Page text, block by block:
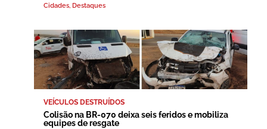
Cidades, Destaques
VEÍCULOS DESTRUÍDOS
Colisão na BR-070 deixa seis feridos e mobiliza
equipes de resgate